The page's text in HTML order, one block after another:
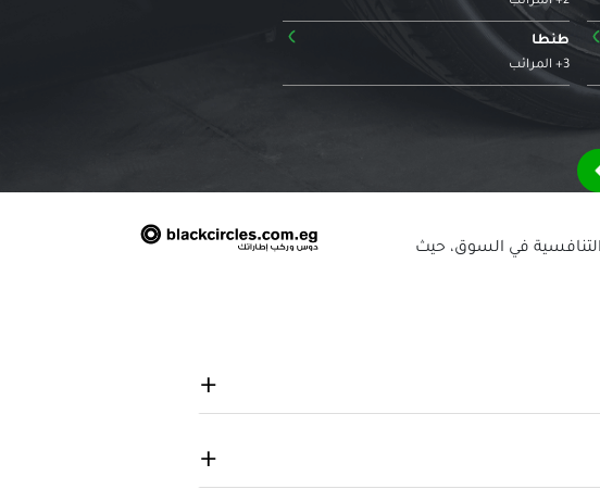
› طنطا
3+ المرائب
›
في السوق، حيث